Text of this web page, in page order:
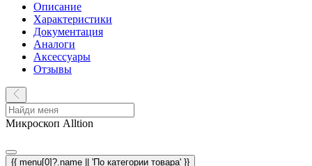
Описание
Характеристики
Документация
Аналоги
Аксессуары
Отзывы
Микроскоп Alltion
{{ menu[0]?.name || 'По категории товара' }}